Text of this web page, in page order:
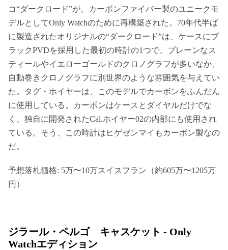
コ“ダークロード”が、カーボンファイバー製のユニークモ
デルとしてOnly Watchのために再構築された。70年代半ば
に製造されたオリジナルの“ダークロード”は、ケースにブ
ラックPVDを採用した最初の時計の1つで、プレーンなス
ティールやイエローゴールドのクロノグラフが多いなか、
自動巻きクロノグラフに別世界のような雰囲気を与えてい
た。タグ・ホイヤーは、このモデルでカーボンをふんだん
に使用している。カーボンはケースとダイヤルだけでな
く、独自に開発されたCal.ホイヤー02の内部にも使用され
ている。そう、この時計はヒゲゼンマイもカーボン製なの
だ。
予想落札価格: 5万〜10万スイスフラン（約605万〜1205万
円）
ジラール・ペルゴ キャスケット - Only
Watchエディション